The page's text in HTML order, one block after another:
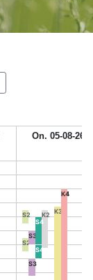
On. 05-08-26
S2
S2
S3
S3
K2
S4
S4
K3
K4
K4